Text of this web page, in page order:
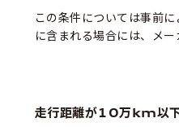
この条件については事前
に含まれる場合には、メー
走行距離が10万km以